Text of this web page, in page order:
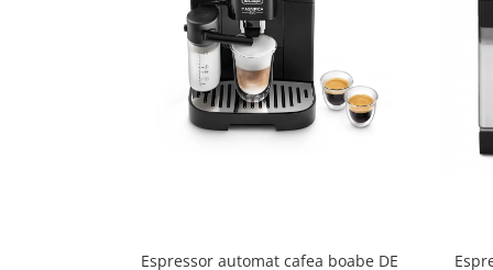
Espressor automat cafea boabe DE